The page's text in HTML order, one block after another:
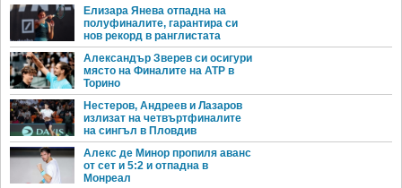
Елизара Янева отпадна на
полуфиналите, гарантира си
нов рекорд в ранглистата
Александър Зверев си осигури
място на Финалите на ATP в
Торино
Нестеров, Андреев и Лазаров
излизат на четвъртфиналите
на сингъл в Пловдив
Алекс де Минор пропиля аванс
от сет и 5:2 и отпадна в
Монреал